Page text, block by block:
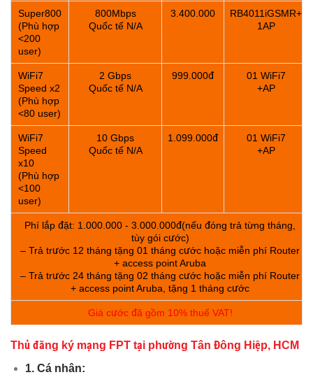
Super800
(Phù hợp
<200
user)
800Mbps
Quốc tế N/A
3.400.000
RB4011iGSMR+
1AP
WiFi7
Speed x2
(Phù hợp
<80 user)
2 Gbps
Quốc tế N/A
999.000đ
01 WiFi7
+AP
WiFi7
Speed
x10
(Phù hợp
<100
user)
10 Gbps
Quốc tế N/A
1.099.000đ
01 WiFi7
+AP
Phí lắp đặt: 1.000.000 - 3.000.000đ(nếu đóng trả từng tháng,
tùy gói cước)
– Trả trước 12 tháng tặng 01 tháng cước hoặc miễn phí Router
+ access point Aruba
– Trả trước 24 tháng tặng 02 tháng cước hoặc miễn phí Router
+ access point Aruba, tặng 1 tháng cước
Giá cước đã gồm 10% thuế VAT!
Thủ đăng ký mạng FPT tại phường Tân Đông Hiệp, HCM
1. Cá nhân: